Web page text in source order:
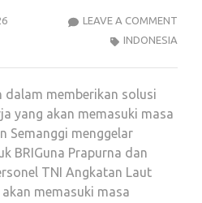
LEAVE A COMMENT
INDONESIA
dalam memberikan solusi
yang akan memasuki masa
Semanggi menggelar
BRIGuna Prapurna dan
TNI Angkatan Laut
memasuki masa